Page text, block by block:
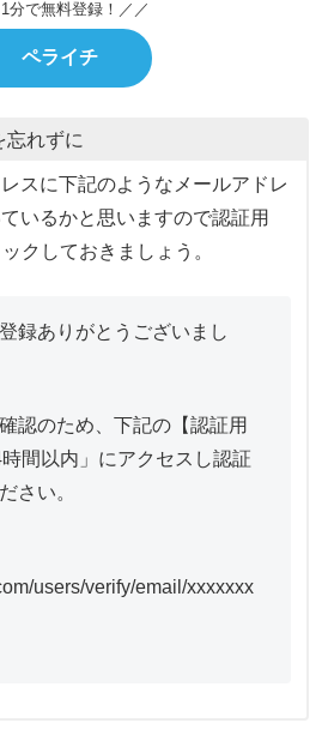
分で無料登録！／／
ペライチ
忘れずに
スに下記のようなメールアドレ
いるかと思いますので認証用
クしておきましょう。
録ありがとうございまし
認のため、下記の【認証用
間以内」にアクセスし認証
さい。
users/verify/email/xxxxxxx